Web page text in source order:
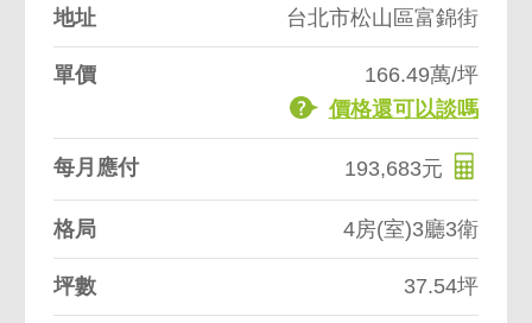
地址 台北市松山區富錦街
單價
166.49萬/坪
價格還可以談嗎
每月應付 193,683元
格局 4房(室)3廳3衛
坪數 37.54坪